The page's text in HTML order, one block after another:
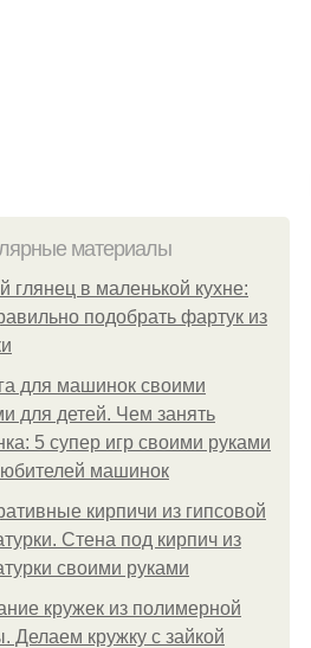
материалы
глянец в маленькой кухне:
подобрать фартук из
для машинок своими
для детей. Чем занять
5 супер игр своими руками
машинок
кирпичи из гипсовой
Стена под кирпич из
своими руками
кружек из полимерной
Делаем кружку с зайкой